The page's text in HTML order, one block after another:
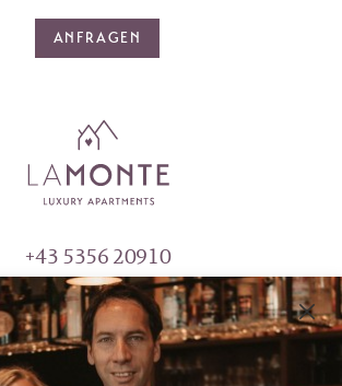
ANFRAGEN
+43 5356 20910
info@lamonte.at
MAURACHFELD 1
6370 KITZBÜHEL